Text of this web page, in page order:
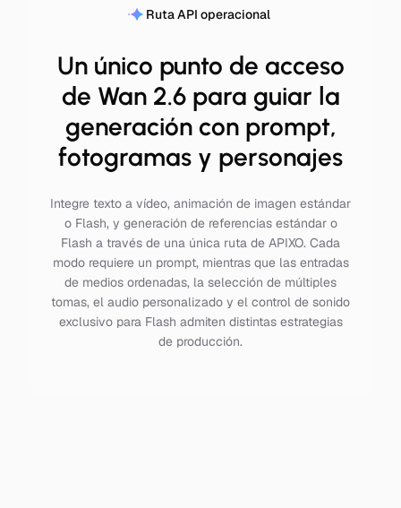
Ruta API operacional
Un único punto de acceso
de Wan 2.6 para guiar la
generación con prompt,
fotogramas y personajes
Integre texto a vídeo, animación de imagen estándar
o Flash, y generación de referencias estándar o
Flash a través de una única ruta de APIXO. Cada
modo requiere un prompt, mientras que las entradas
de medios ordenadas, la selección de múltiples
tomas, el audio personalizado y el control de sonido
exclusivo para Flash admiten distintas estrategias
de producción.